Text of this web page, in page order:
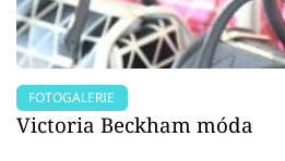
FOTOGALERIE
Victoria Beckham móda